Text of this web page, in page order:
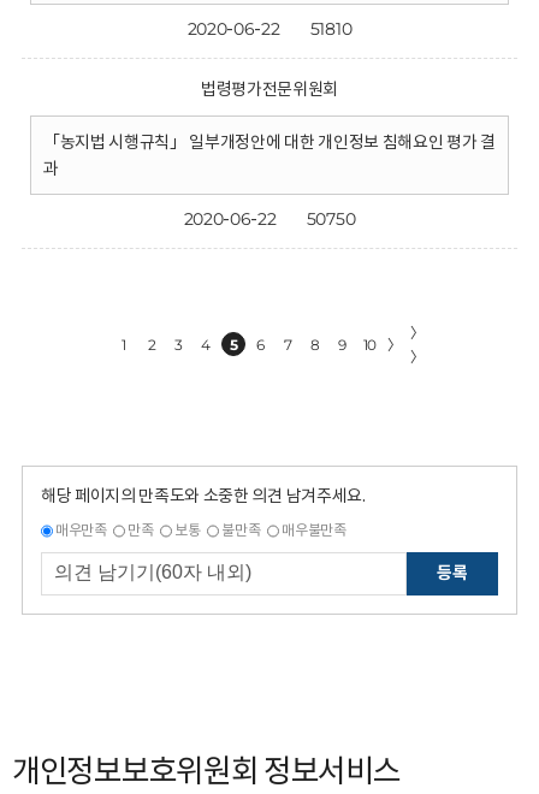
2020-06-22 51810
법령평가전문위원회
「농지법 시행규칙」 일부개정안에 대한 개인정보 침해요인 평가 결
과
2020-06-22 50750
1 2 3 4 5 6 7 8 9 10 〉
〉
〉
해당 페이지의 만족도와 소중한 의견 남겨주세요.
매우만족 만족 보통 불만족 매우불만족
등록
개인정보보호위원회 정보서비스